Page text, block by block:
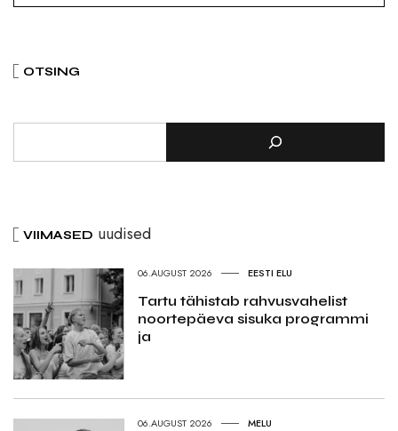
OTSING
VIIMASED uudised
06.AUGUST 2026 EESTI ELU
Tartu tähistab rahvusvahelist
noortepäeva sisuka programmi
ja
06.AUGUST 2026 MELU